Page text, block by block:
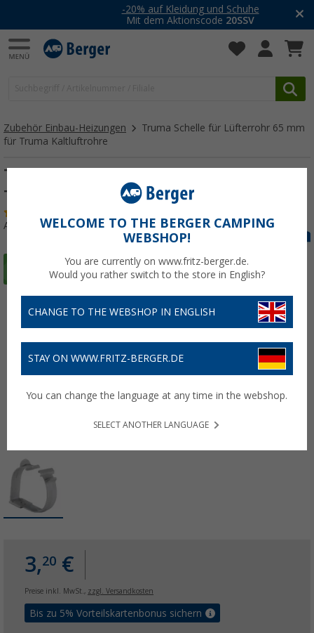
-20% auf Kleidung und Schuhe
Mit dem Aktionscode20SSV
Zubehör Einbau-Heizungen
Truma Schelle für Lüfterrohr 65 mm
für Truma Kaltluftrohre
Truma Schelle für Lüfterrohr 65 mm für
Truma Kaltluftrohre
Art.-Nr.: 168190
3,20 €
Preise inkl. MwSt., zzgl. Versandkosten
Bis zu 5% Vorteilskartenbonus sichern
WELCOME TO THE BERGER CAMPING
WEBSHOP!
You are currently on www.fritz-berger.de.
Would you rather switch to the store in English?
CHANGE TO THE WEBSHOP IN ENGLISH
STAY ON WWW.FRITZ-BERGER.DE
You can change the language at any time in the webshop.
SELECT ANOTHER LANGUAGE